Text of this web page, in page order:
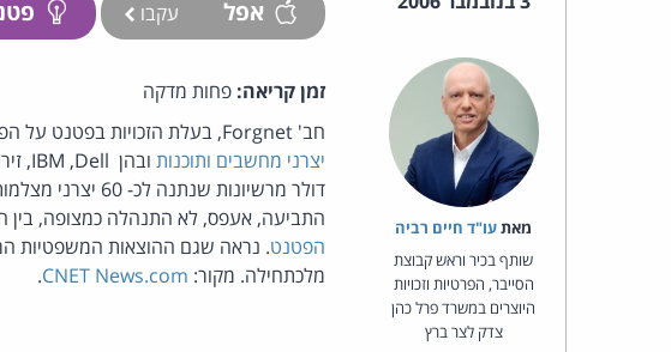
אפל עקבו
מאת‏עו"ד חיים רביה
שותף בכיר וראש קבוצת
הסייבר, הפרטיות וזכויות
היוצרים במשרד פרל כהן
צדק לצר ברץ
זמן קריאה: פחות מדקה
חב' Forgnet, בעלת הזכויות בפטנט על הפורמט הגרפי Jpeg, הגיעה לפשרה צנועה בת שמונה מיליון דולר ב
יצרני מחשבים ותוכנות
דולר מרשיונות
התביעה, אעפס, לא התנהלה כמצופה,
הפטנט. נראה שגם ההוצאות המשפטיות
מלכתחילה. מקור: CNET News.com
.